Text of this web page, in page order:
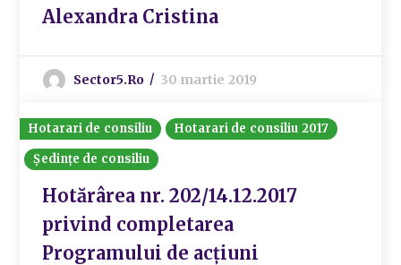
Alexandra Cristina
Sector5.ro 30 martie 2019
Hotarari de consiliu
Hotarari de consiliu 2017
Ședințe de consiliu
Hotărârea nr. 202/14.12.2017
privind completarea
Programului de acțiuni